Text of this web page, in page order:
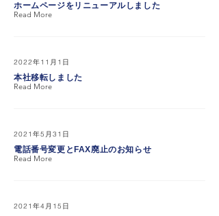
ホームページをリニューアルしました
Read More
2022年11月1日
本社移転しました
Read More
2021年5月31日
電話番号変更とFAX廃止のお知らせ
Read More
2021年4月15日